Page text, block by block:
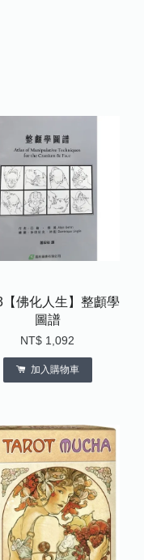
【佛化人生】整顱學
圖譜
NT$ 1,092
加入購物車